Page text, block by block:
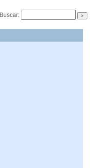
Buscar: